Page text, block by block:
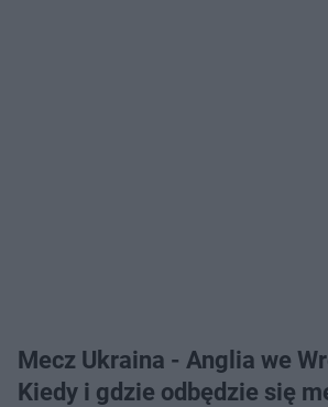
Mecz Ukraina - Anglia we
Kiedy i gdzie odbędzie się